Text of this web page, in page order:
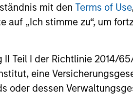
mit den Terms of Use
„Ich stimme zu“, um
Teil I der Richtlinie 2014/
eine
oder dessen
08-JUL-